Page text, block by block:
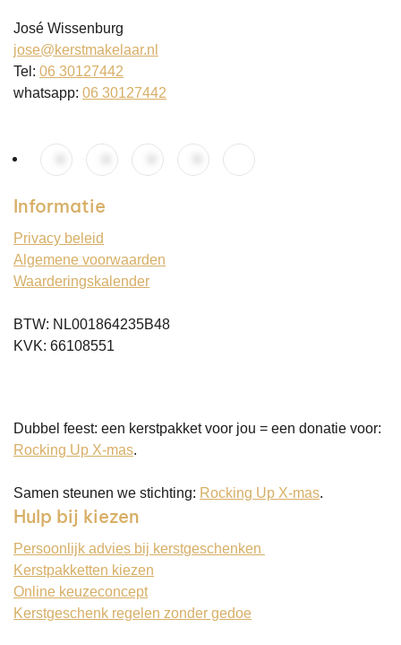
José Wissenburg
jose@kerstmakelaar.nl
Tel: 06 30127442
whatsapp: 06 30127442
Informatie
Privacy beleid
Algemene voorwaarden
Waarderingskalender
BTW: NL001864235B48
KVK: 66108551
Dubbel feest: een kerstpakket voor jou = een donatie voor:
Rocking Up X-mas.
Samen steunen we stichting: Rocking Up X-mas.
Hulp bij kiezen
Persoonlijk advies bij kerstgeschenken
Kerstpakketten kiezen
Online keuzeconcept
Kerstgeschenk regelen zonder gedoe